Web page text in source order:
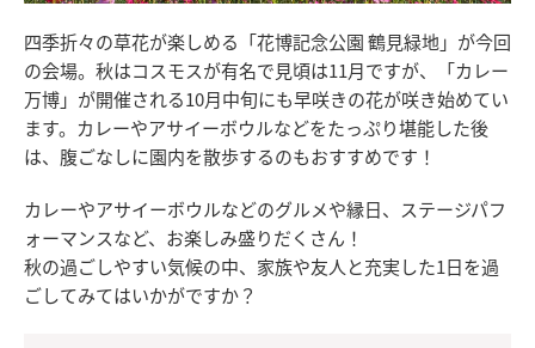
四季折々の草花が楽しめる「花博記念公園 鶴見緑地」が今回
の会場。秋はコスモスが有名で見頃は11月ですが、「カレー
万博」が開催される10月中旬にも早咲きの花が咲き始めてい
ます。カレーやアサイーボウルなどをたっぷり堪能した後
は、腹ごなしに園内を散歩するのもおすすめです！
カレーやアサイーボウルなどのグルメや縁日、ステージパフ
ォーマンスなど、お楽しみ盛りだくさん！
秋の過ごしやすい気候の中、家族や友人と充実した1日を過
ごしてみてはいかがですか？